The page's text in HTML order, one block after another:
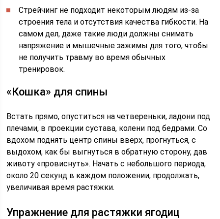
Стрейчинг не подходит некоторым людям из-за
строения тела и отсутствия качества гибкости. На
самом дел, даже такие люди должны снимать
напряжение и мышечные зажимы для того, чтобы
не получить травму во время обычных
тренировок.
«Кошка» для спины
Встать прямо, опуститься на четвереньки, ладони под
плечами, в проекции сустава, колени под бедрами. Со
вдохом поднять центр спины вверх, прогнуться, с
выдохом, как бы выгнуться в обратную сторону, дав
животу «провиснуть». Начать с небольшого периода,
около 20 секунд в каждом положении, продолжать,
увеличивая время растяжки.
Упражнение для растяжки ягодиц